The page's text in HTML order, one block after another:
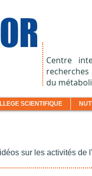
Centre
du
SCIENTIFIQUE
sur les activités de